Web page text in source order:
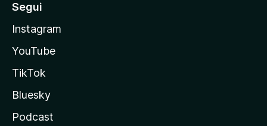
Segui
Instagram
YouTube
TikTok
Bluesky
Podcast